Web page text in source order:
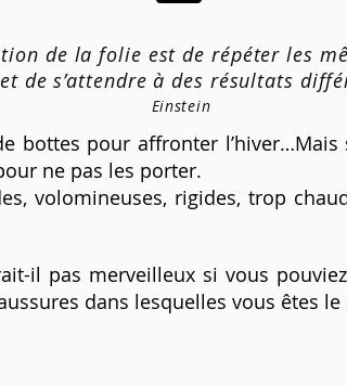
bottes pour affronter l’hiver…Mais
ne pas les porter.
volomineuses, rigides, trop
il pas merveilleux si vous
dans lesquelles vous êtes
de la folie est de répéter les
de s’attendre à des résultats
Einstein